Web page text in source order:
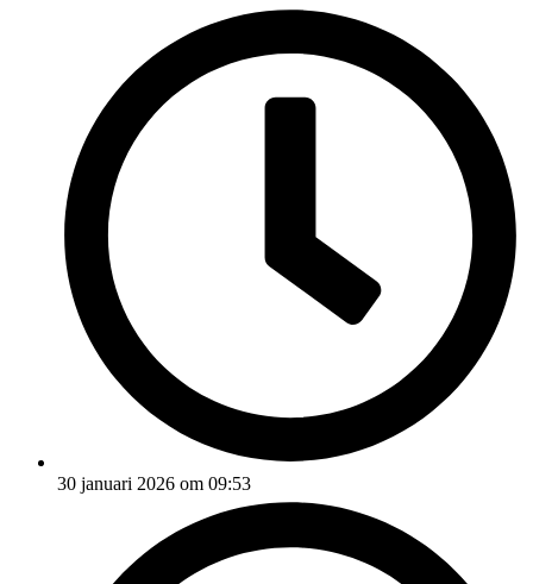
30 januari 2026 om 09:53